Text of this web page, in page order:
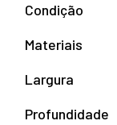
Condição
Materiais
Largura
Profundidade